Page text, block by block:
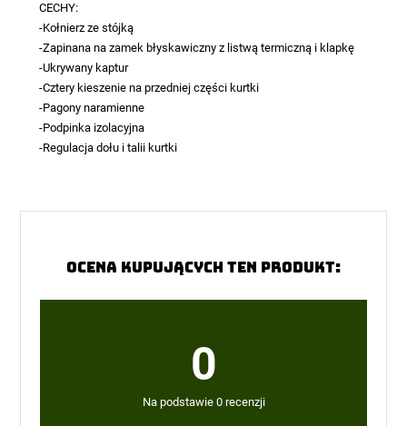
CECHY:
-Kołnierz ze stójką
-Zapinana na zamek błyskawiczny z listwą termiczną i klapkę
-Ukrywany kaptur
-Cztery kieszenie na przedniej części kurtki
-Pagony naramienne
-Podpinka izolacyjna
-Regulacja dołu i talii kurtki
Ocena kupujących ten produkt:
0
Na podstawie 0 recenzji